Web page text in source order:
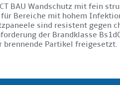
BAU Wandschutz mit fein
für Bereiche mit hohem
sind resistent gegen
der Brandklasse
brennende Partikel freigesetzt.